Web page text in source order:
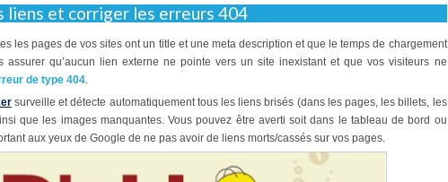
liens et corriger les erreurs 404
les pages de vos sites ont un title et une meta description et que le temps de chargement
assurer qu’aucun lien externe ne pointe vers un site inexistant et que vos visiteurs ne
de type 404.
surveille et détecte automatiquement tous les liens brisés (dans les pages, les billets, les
que les images manquantes. Vous pouvez être averti soit dans le tableau de bord ou
aux yeux de Google de ne pas avoir de liens morts/cassés sur vos pages.